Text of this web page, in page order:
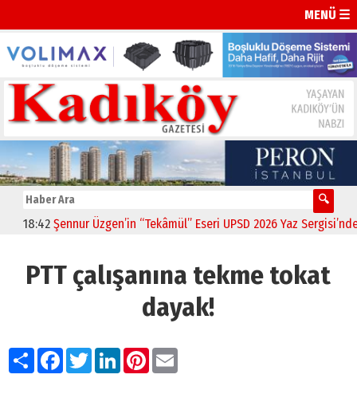
MENÜ ☰
18:42 Şennur Üzgen’in “Tekâmül” Eseri UPSD 2026 Yaz Sergisi’nde
PTT çalışanına tekme tokat
dayak!
PaylaşFacebook
TwitterLinkedIn
Pinterest
Email